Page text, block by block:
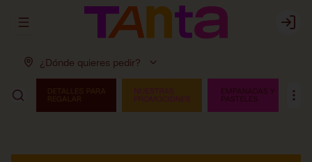
Abrir menu de navegación Login
¿Dónde quieres pedir?